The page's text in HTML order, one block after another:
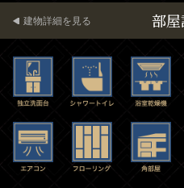
部
建物詳細を見る